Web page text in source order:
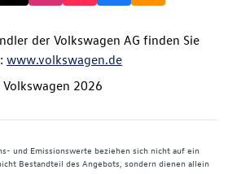
der Volkswagen AG finden Sie
www.volkswagen.de
2026
und Emissionswerte beziehen sich nicht auf ein
Bestandteil des Angebots, sondern dienen allein